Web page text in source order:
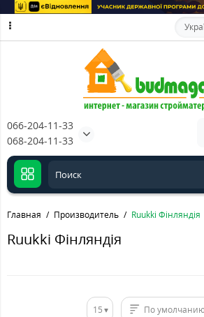
066-204-11-33
068-204-11-33
Главная Производитель Ruukki Фінляндія
Ruukki Фінляндія
15 По